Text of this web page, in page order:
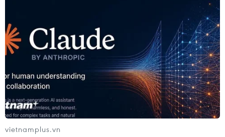
vietnamplus.vn